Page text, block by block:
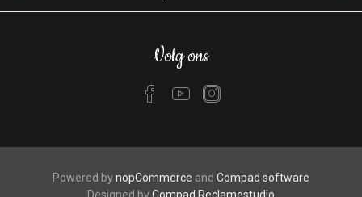
Volg ons
Powered bynopCommerce and Compad software